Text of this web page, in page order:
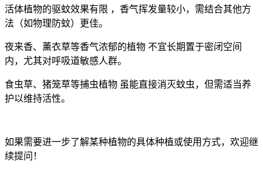
活体植物的驱蚊效果有限 ，香气挥发量较小，需结合其他方
法（如物理防蚊）更佳。
夜来香、薰衣草等香气浓郁的植物 不宜长期置于密闭空间
内，尤其对呼吸道敏感人群。
食虫草、猪笼草等捕虫植物 虽能直接消灭蚊虫，但需适当养
护以维持活性。
如果需要进一步了解某种植物的具体种植或使用方式，欢迎继
续提问！